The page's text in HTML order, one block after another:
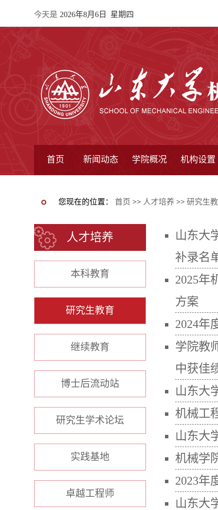
今天是 2026年8月6日 星期四
首页 新闻动态 学院概况 机构设置
您现在的位置： 首页 >> 人才培养 >> 研究生
人才培养
本科教育
研究生教育
继续教育
博士后流动站
研究生学术论坛
实践基地
卓越工程师
山东大
补录名
2025年
方案
2024年
学院教
中获佳
山东大
机械工
山东大
机械学
2023年
山东大